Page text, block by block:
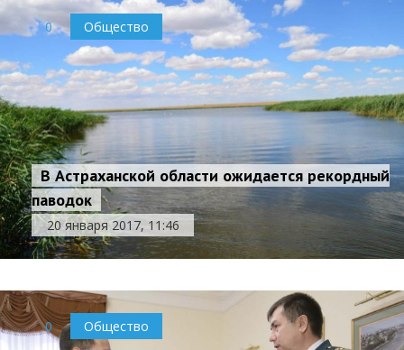
0 Общество
В Астраханской области ожидается рекордный
паводок
20 января 2017, 11:46
0 Общество